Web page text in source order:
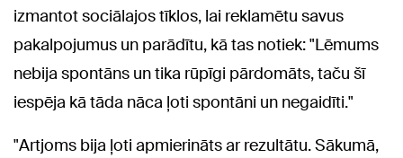
izmantot sociālajos tīklos, lai reklamētu savus
pakalpojumus un parādītu, kā tas notiek: "Lēmums
nebija spontāns un tika rūpīgi pārdomāts, taču šī
iespēja kā tāda nāca ļoti spontāni un negaidīti."
"Artjoms bija ļoti apmierināts ar rezultātu. Sākumā,